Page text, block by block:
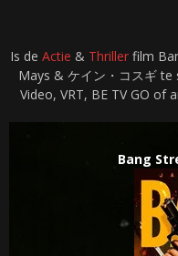
Is de Actie & Thriller film
Mays & ケイン・コスギ
Video, VRT, BE TV GO of
Bang